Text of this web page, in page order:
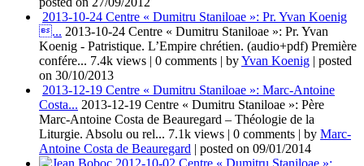
2013-10-24 Centre « Dumitru Staniloae »: Pr. Yvan Koenig
... 2013-10-24 Centre « Dumitru Staniloae »: Pr. Yvan
Koenig - Patristique. L’Empire chrétien. (audio+pdf) Première
confére... 7.4k views | 0 comments | byYvan Koenig | posted
on 30/10/2013
2013-12-19 Centre « Dumitru Staniloae »: Marc-Antoine
Costa... 2013-12-19 Centre « Dumitru Staniloae »: Père
Marc-Antoine Costa de Beauregard – Théologie de la
Liturgie. Absolu ou rel... 7.1k views | 0 comments | by Marc-
Antoine Costa de Beauregard | posted on 09/01/2014
2012-10-02 Centre « Dumitru Staniloae »: